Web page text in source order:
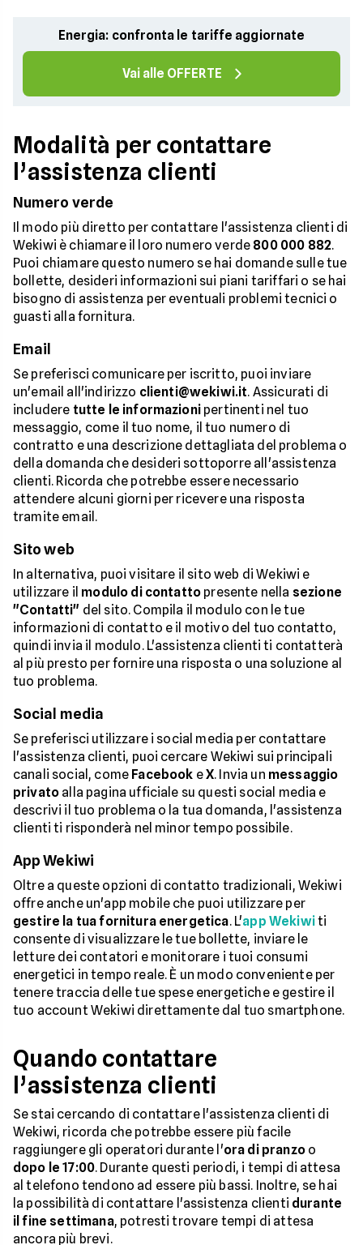
Energia: confronta le tariffe aggiornate
Vai alle OFFERTE
Modalità per contattare
l’assistenza clienti
Numero verde
Il modo più diretto per contattare l'assistenza clienti di
Wekiwi è chiamare il loro numero verde 800 000 882.
Puoi chiamare questo numero se hai domande sulle tue
bollette, desideri informazioni sui piani tariffari o se hai
bisogno di assistenza per eventuali problemi tecnici o
guasti alla fornitura.
Email
Se preferisci comunicare per iscritto, puoi inviare
un'email all'indirizzo clienti@wekiwi.it. Assicurati di
includere tutte le informazionipertinenti nel tuo
messaggio, come il tuo nome, il tuo numero di
contratto e una descrizione dettagliata del problema o
della domanda che desideri sottoporre all'assistenza
clienti. Ricorda che potrebbe essere necessario
attendere alcuni giorni per ricevere una risposta
tramite email.
Sito web
In alternativa, puoi visitare il sito web di Wekiwi e
utilizzare il modulo di contatto presente nella sezione
"Contatti" del sito. Compila il modulo con le tue
informazioni di contatto e il motivo del tuo contatto,
quindi invia il modulo. L'assistenza clienti ti contatterà
al più presto per fornire una risposta o una soluzione al
tuo problema.
Social media
Se preferisci utilizzare i social media per contattare
l'assistenza clienti, puoi cercare Wekiwi sui principali
canali social, come Facebook eX. Invia un messaggio
privato alla pagina ufficiale su questi social media e
descrivi il tuo problema o la tua domanda, l'assistenza
clienti ti risponderà nel minor tempo possibile.
App Wekiwi
Oltre a queste opzioni di contatto tradizionali, Wekiwi
offre anche un'app mobile che puoi utilizzare per
gestire la tua fornitura energetica. L'app Wekiwiti
consente di visualizzare le tue bollette, inviare le
letture dei contatori e monitorare i tuoi consumi
energetici in tempo reale. È un modo conveniente per
tenere traccia delle tue spese energetiche e gestire il
tuo account Wekiwi direttamente dal tuo smartphone.
Quando contattare
l’assistenza clienti
Se stai cercando di contattare l'assistenza clienti di
Wekiwi, ricorda che potrebbe essere più facile
raggiungere gli operatori durante l'ora di pranzoo
dopo le 17:00. Durante questi periodi, i tempi di attesa
al telefono tendono ad essere più bassi. Inoltre, se hai
la possibilità di contattare l'assistenza clienti durante
il fine settimana, potresti trovare tempi di attesa
ancora più brevi.